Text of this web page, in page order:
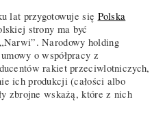
lat przygotowuje się Polska
strony ma być
Narodowy holding
o współpracy z
rakiet przeciwlotniczych,
ich produkcji (całości albo
zbrojne wskażą, które z nich